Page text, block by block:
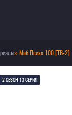
» Моб Психо 100 [ТВ-2]
2 СЕЗОН 13 СЕРИЯ